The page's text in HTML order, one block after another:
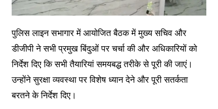
पुलिस लाइन सभागार में आयोजित बैठक में मुख्य सचिव और
डीजीपी ने सभी प्रमुख बिंदुओं पर चर्चा की और अधिकारियों को
निर्देश दिए कि सभी तैयारियां समयबद्ध तरीके से पूरी की जाएं।
उन्होंने सुरक्षा व्यवस्था पर विशेष ध्यान देने और पूरी सतर्कता
बरतने के निर्देश दिए।